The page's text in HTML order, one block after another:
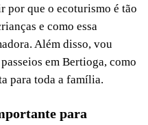
por que o ecoturismo é tão
e como essa
Além disso, vou
em Bertioga, como
para toda a família.
para